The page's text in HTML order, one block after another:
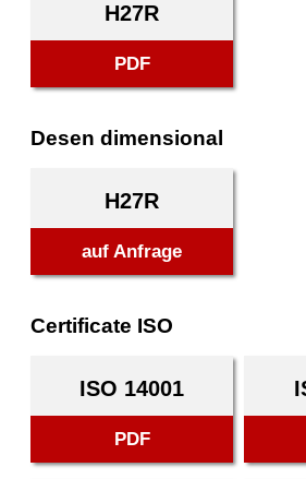
H27R
PDF
Desen dimensional
H27R
auf Anfrage
Certificate ISO
ISO 14001
PDF